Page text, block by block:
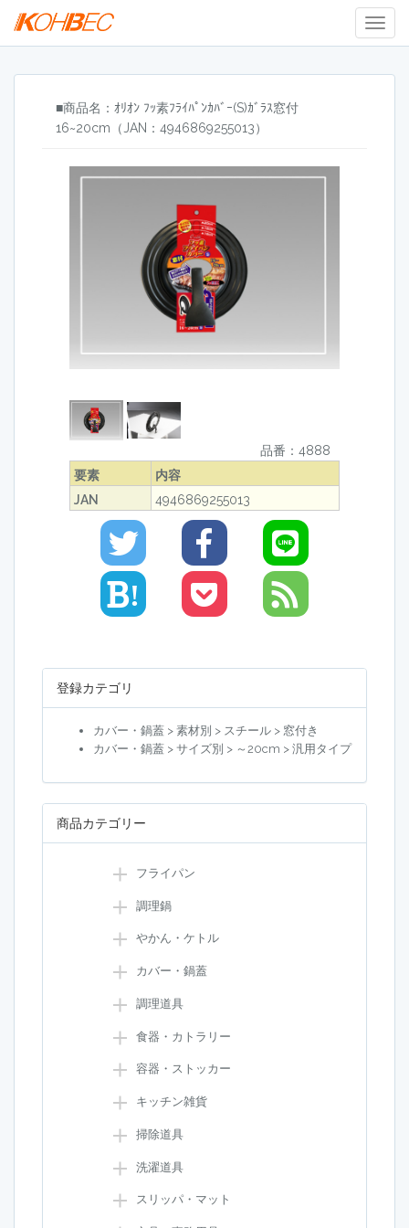
■商品名：ｵﾘｵﾝ ﾌｯ素ﾌﾗｲﾊﾟﾝｶﾊﾞｰ(S)ｶﾞﾗｽ窓付
16~20cm（JAN：4946869255013）
品番：4888
要素
内容
JAN
4946869255013
!
登録カテゴリ
カバー・鍋蓋 > 素材別 > スチール > 窓付き
カバー・鍋蓋 > サイズ別 > ～20cm > 汎用タイプ
商品カテゴリー
フライパン
調理鍋
やかん・ケトル
カバー・鍋蓋
調理道具
食器・カトラリー
容器・ストッカー
キッチン雑貨
掃除道具
洗濯道具
スリッパ・マット